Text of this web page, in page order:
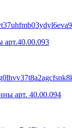
арт.40.00.093
арт. 40.00.094